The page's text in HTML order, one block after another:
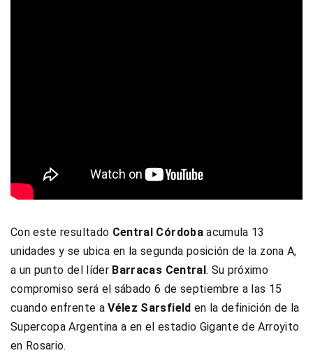
Con este resultado Central Córdobaacumula 13
unidades y se ubica en la segunda posición de la zona A,
a un punto del líder Barracas Central. Su próximo
compromiso será el sábado 6 de septiembre a las 15
cuando enfrente aVélez Sarsfield en la definición de la
Supercopa Argentina a en el estadio Gigante de Arroyito
en Rosario.